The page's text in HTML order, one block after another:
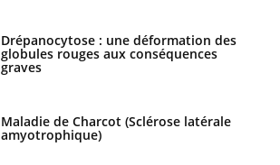
Drépanocytose : une déformation des
globules rouges aux conséquences
graves
Maladie de Charcot (Sclérose latérale
amyotrophique)